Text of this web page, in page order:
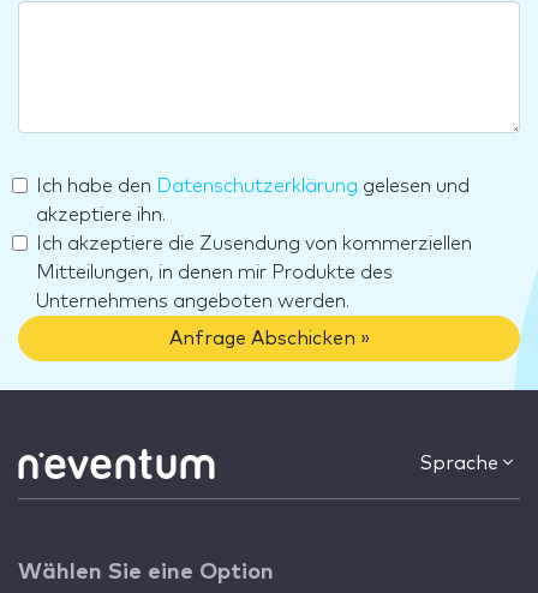
Ich habe den Datenschutzerklärung gelesen und
akzeptiere ihn.
Ich akzeptiere die Zusendung von kommerziellen
Mitteilungen, in denen mir Produkte des
Unternehmens angeboten werden.
Anfrage Abschicken »
Sprache
Wählen Sie eine Option